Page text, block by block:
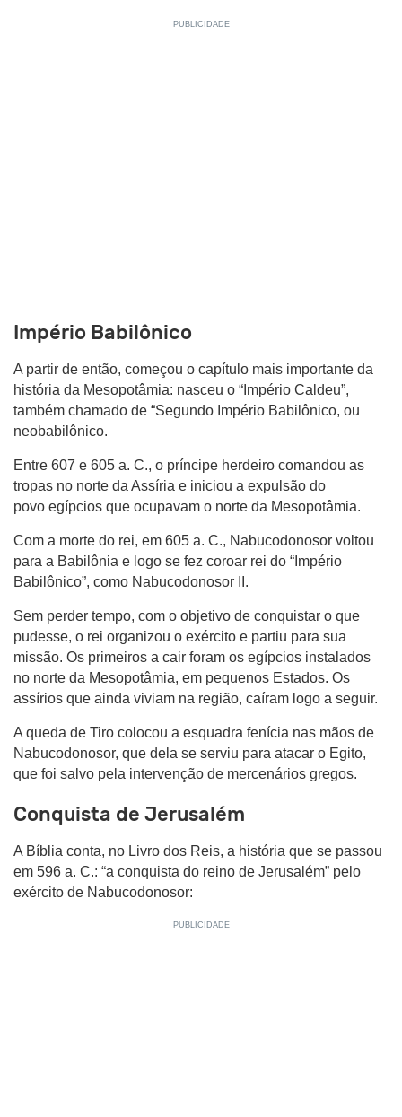
Império Babilônico
A partir de então, começou o capítulo mais importante da
história da Mesopotâmia: nasceu o “Império Caldeu”,
também chamado de “Segundo Império Babilônico, ou
neobabilônico.
Entre 607 e 605 a. C., o príncipe herdeiro comandou as
tropas no norte da Assíria e iniciou a expulsão do
povo egípcios que ocupavam o norte da Mesopotâmia.
Com a morte do rei, em 605 a. C., Nabucodonosor voltou
para a Babilônia e logo se fez coroar rei do “Império
Babilônico”, como Nabucodonosor II.
Sem perder tempo, com o objetivo de conquistar o que
pudesse, o rei organizou o exército e partiu para sua
missão. Os primeiros a cair foram os egípcios instalados
no norte da Mesopotâmia, em pequenos Estados. Os
assírios que ainda viviam na região, caíram logo a seguir.
A queda de Tiro colocou a esquadra fenícia nas mãos de
Nabucodonosor, que dela se serviu para atacar o Egito,
que foi salvo pela intervenção de mercenários gregos.
Conquista de Jerusalém
A Bíblia conta, no Livro dos Reis, a história que se passou
em 596 a. C.: “a conquista do reino de Jerusalém” pelo
exército de Nabucodonosor: